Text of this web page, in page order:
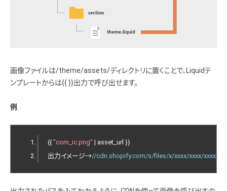
画像ファイルは/theme/assets/ディレクトリに置くことで、Liquidテ
ンプレートからは{{ }}出力で呼び出せます。
例
{{ "com_ic.png" | asset_url }}
出力イメージ→//cdn.shopify.com/s/files/x/xxxx/xxxx/xxxx/x/